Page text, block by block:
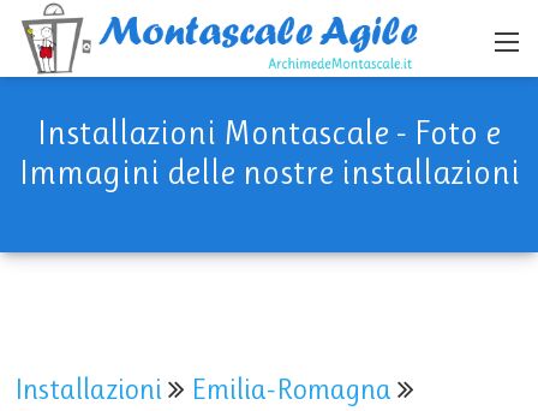
Installazioni Montascale - Foto e
Immagini delle nostre installazioni
Installazioni
Emilia-Romagna